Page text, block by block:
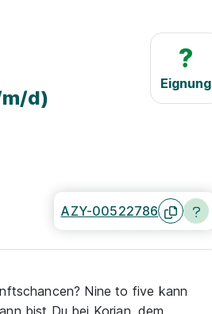
?
Eignung
d)
AZY-00522786
Nine to five kann
bist Du bei Korian, dem